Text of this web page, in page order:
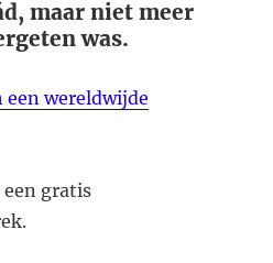
maar niet meer
was.
een wereldwijde
een gratis